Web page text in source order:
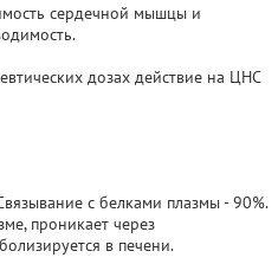
сердечной мышцы и
дозах действие на ЦНС
с белками плазмы - 90%.
проникает через
в печени.